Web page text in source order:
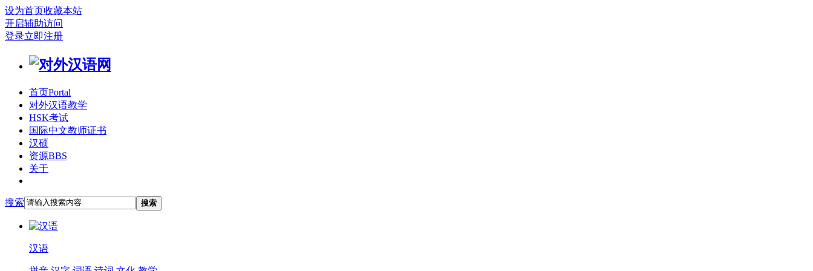
设为首页收藏本站
开启辅助访问
登录立即注册
首页Portal
对外汉语教学
HSK考试
国际中文教师证书
汉硕
资源BBS
关于
搜索 搜索
汉语